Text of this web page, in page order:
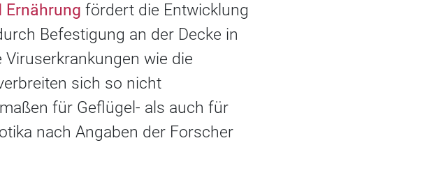
fördert die Entwicklung
Befestigung an der Decke in
wie die
sich so nicht
für Geflügel- als auch für
nach Angaben der Forscher